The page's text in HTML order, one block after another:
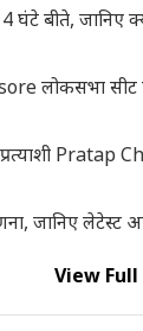
बीते, जानिए
लोकसभा सीट
Pratap
जानिए लेटेस्ट
View